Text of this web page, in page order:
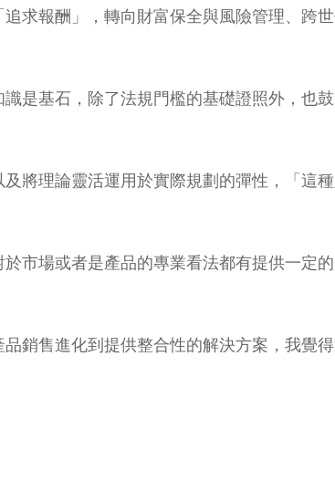
求報酬」，轉向財富保全與風險管理、跨
是基石，除了法規門檻的基礎證照外，也
將理論靈活運用於實際規劃的彈性，「這
市場或者是產品的專業看法都有提供一定
銷售進化到提供整合性的解決方案，我覺